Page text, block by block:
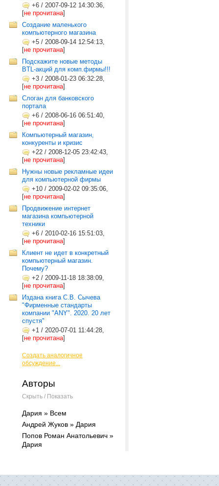
+6 / 2007-09-12 14:30:36,
[не прочитана]
Создание маленького
компьютерного магазина
+5 / 2008-09-14 12:54:13,
[не прочитана]
Подскажите новые методы
BTL-акций для комп.фирмы!!!
+3 / 2008-01-23 06:32:28,
[не прочитана]
Слоган для банковского
портала
+6 / 2008-06-16 06:51:40,
[не прочитана]
Компьютерный магазин,
конкуренты и кризис
+22 / 2008-12-05 23:42:43,
[не прочитана]
Нужны новые рекламные идеи
для компьютерной фирмы
+10 / 2009-02-02 09:35:06,
[не прочитана]
Продвижение интернет
магазина компьютерной
техники
+6 / 2010-02-16 15:51:03,
[не прочитана]
Клиент не идет в конкретный
компьютерный магазин.
Почему?
+2 / 2009-11-18 18:38:09,
[не прочитана]
Издана книга С.В. Сычева
"Фирменные стандарты
компании "ANY". 2020. 20 лет
спустя"
+1 / 2020-07-01 11:44:28,
[не прочитана]
Создать аналогичное
обсуждение...
Авторы
Скрыть / Показать
Дария » Всем
Андрей Жуков » Дария
Попов Роман Анатольевич »
Дария